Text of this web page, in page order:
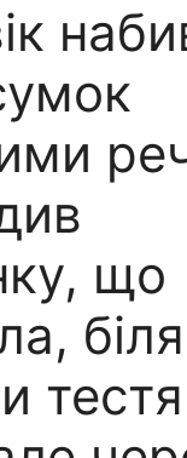
що
біля
тестя